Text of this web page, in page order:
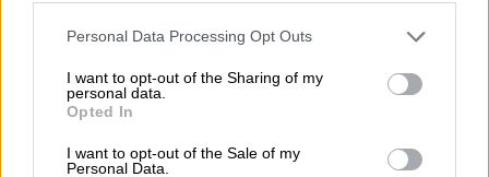
Please note that this website/app uses one or more Google
not limited to your visit or usage behaviour. You may click to
grant or deny consent to Google and its third-party tags to
use your data for below specified purposes in below Google
consent section.
Personal Data Processing Opt Outs
I want to opt-out of the Sharing of my
personal data.
Opted In
I want to opt-out of the Sale of my
Personal Data.
κοινόχάρη στον μοναδικό τρόπο με τον